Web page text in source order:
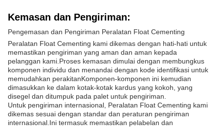
Kemasan dan Pengiriman:
Pengemasan dan Pengiriman Peralatan Float Cementing
Peralatan Float Cementing kami dikemas dengan hati-hati untuk
memastikan pengiriman yang aman dan aman kepada
pelanggan kami.Proses kemasan dimulai dengan membungkus
komponen individu dan menandai dengan kode identifikasi untuk
memudahkan perakitanKomponen-komponen ini kemudian
dimasukkan ke dalam kotak-kotak kardus yang kokoh, yang
disegel dan ditumpuk pada palet untuk pengiriman.
Untuk pengiriman internasional, Peralatan Float Cementing kami
dikemas sesuai dengan standar dan peraturan pengiriman
internasional.Ini termasuk memastikan pelabelan dan